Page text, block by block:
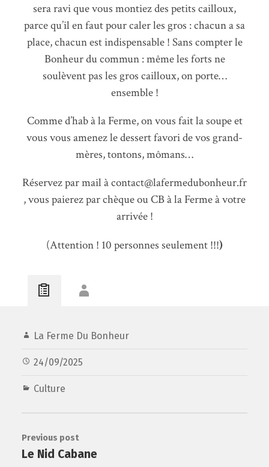
sera ravi que vous montiez des petits cailloux,
parce qu’il en faut pour caler les gros : chacun a sa
place, chacun est indispensable ! Sans compter le
Bonheur du commun : même les forts ne
soulèvent pas les gros cailloux, on porte…
ensemble !
Comme d’hab à la Ferme, on vous fait la soupe et
vous vous amenez le dessert favori de vos grand-
mères, tontons, mômans…
Réservez par mail à contact@lafermedubonheur.fr
, vous paierez par chèque ou CB à la Ferme à votre
arrivée !
(Attention ! 10 personnes seulement !!!)
La Ferme Du Bonheur
24/09/2025
Culture
Previous post
Le Nid Cabane